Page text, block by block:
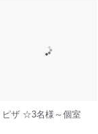
ピザ ☆3名様～個室